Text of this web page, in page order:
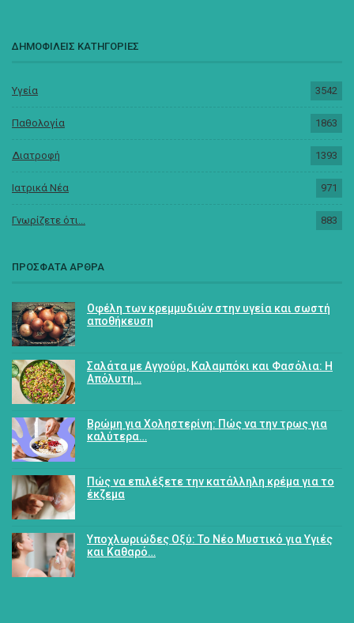
ΔΗΜΟΦΙΛΕΙΣ ΚΑΤΗΓΟΡΙΕΣ
Υγεία 3542
Παθολογία 1863
Διατροφή 1393
Ιατρικά Νέα 971
Γνωρίζετε ότι... 883
ΠΡΟΣΦΑΤΑ ΑΡΘΡΑ
Οφέλη των κρεμμυδιών στην υγεία και σωστή
αποθήκευση
Σαλάτα με Αγγούρι, Καλαμπόκι και Φασόλια: Η
Απόλυτη…
Βρώμη για Χοληστερίνη: Πώς να την τρως για
καλύτερα…
Πώς να επιλέξετε την κατάλληλη κρέμα για το
έκζεμα
Υποχλωριώδες Οξύ: Το Νέο Μυστικό για Υγιές
και Καθαρό…